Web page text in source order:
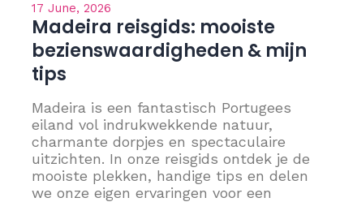
17 June, 2026
Madeira reisgids: mooiste
bezienswaardigheden & mijn
tips
Madeira is een fantastisch Portugees
eiland vol indrukwekkende natuur,
charmante dorpjes en spectaculaire
uitzichten. In onze reisgids ontdek je de
mooiste plekken, handige tips en delen
we onze eigen ervaringen voor een